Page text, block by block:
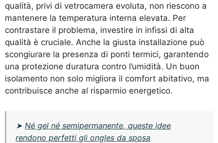
qualità, privi di vetrocamera evoluta, non riescono a
mantenere la temperatura interna elevata. Per
contrastare il problema, investire in infissi di alta
qualità è cruciale. Anche la giusta installazione può
scongiurare la presenza di ponti termici, garantendo
una protezione duratura contro l’umidità. Un buon
isolamento non solo migliora il comfort abitativo, ma
contribuisce anche al risparmio energetico.
➤ Né gel né semipermanente, queste idee
rendono perfetti gli ongles da sposa